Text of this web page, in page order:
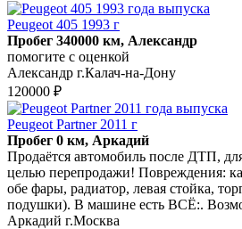
Peugeot 405 1993 г
Пробег 340000 км, Александр
помогите с оценкой
Александр г.Калач-на-Дону
120000 ₽
Peugeot Partner 2011 г
Пробег 0 км, Аркадий
Продаётся автомобиль после ДТП,
целью перепродажи! Повреждения:
обе фары, радиатор, левая стойка,
подушки). В машине есть ВСЁ:.
Аркадий г.Москва